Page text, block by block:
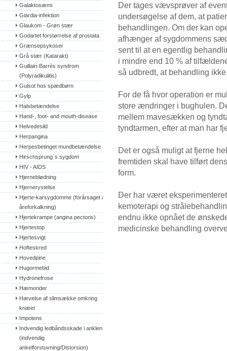
Galaktosæmi
Giardia-infektion
Glaukom - Grøn stær
Godartet forstørrelse af prostata
Grænsepsykoser
Grå stær (Katarakt)
Guillain-Barrès syndrom
(Polyradikulitis)
Gulsot hos spædbørn
Gylp
Halsbetændelse
Hand-, foot- and mouth-disease
Helvedesild
Herpangina
Herpesbetinget mundbetændelse
Hirschsprung`s sygdom
HIV - AIDS
Hjerneblødning
Hjernerystelse
Hjerte-karsygdomme (forårsaget af
åreforkalkning)
Hjertekrampe (angina pectoris)
Hjertestop
Hjertesvigt
Hofteskred
Hovedpine
Hugormebid
Hydronefrose
Hæmorider
Hævelse af slimsække omkring
knæet
Impotens
Indvendig ledbåndsskade i anklen
(indvendig
ankelforstuvning/Distorsion)
Der tages vævsprøver af
undersøgelse af dem, at
behandlingen. Om der kan
afhænger af sygdommens
sent til at en egentlig
i mindre end 10 % af
så udbredt, at behandling
For de få hvor operation er
store ændringer i bughulen.
mellem mavesækken og
tyndtarmen, efter at man har
Det er også muligt at fjerne
fremtiden skal have tilført
form.
Der har været
kemoterapi og
endnu ikke opnået de
medicinske behandling